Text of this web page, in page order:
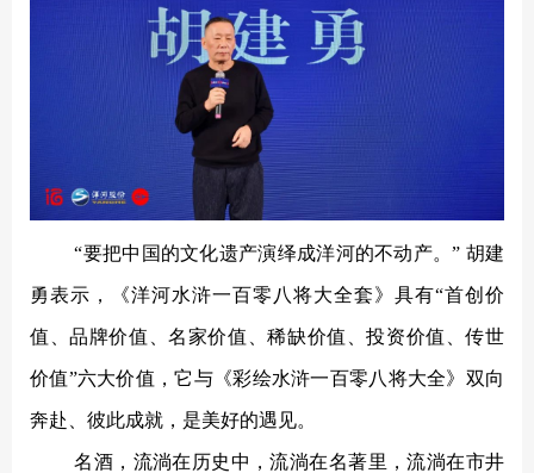
“要把中国的文化遗产演绎成洋河的不动产。” 胡建
勇表示，《洋河水浒一百零八将大全套》具有“首创价
值、品牌价值、名家价值、稀缺价值、投资价值、传世
价值”六大价值，它与《彩绘水浒一百零八将大全》双向
奔赴、彼此成就，是美好的遇见。
名酒，流淌在历史中，流淌在名著里，流淌在市井